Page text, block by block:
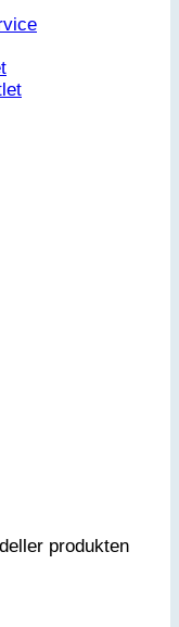
produkten